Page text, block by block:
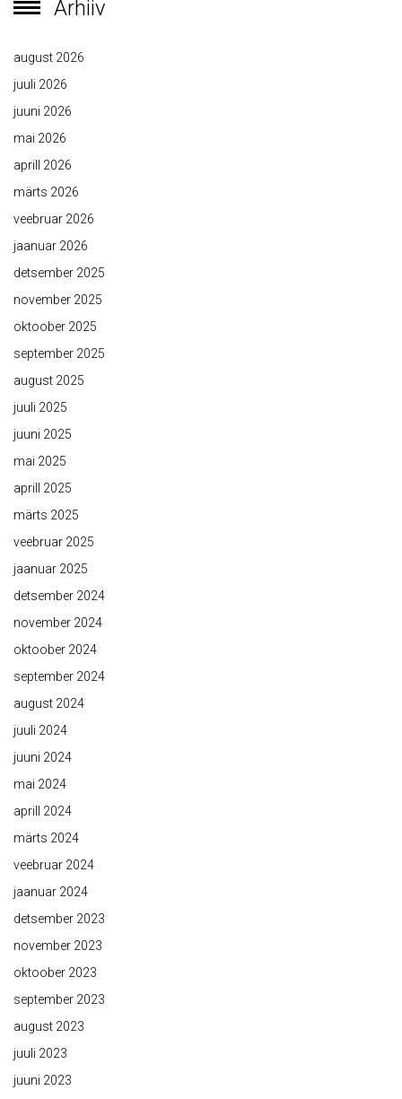
Arhiiv
august 2026
juuli 2026
juuni 2026
mai 2026
aprill 2026
märts 2026
veebruar 2026
jaanuar 2026
detsember 2025
november 2025
oktoober 2025
september 2025
august 2025
juuli 2025
juuni 2025
mai 2025
aprill 2025
märts 2025
veebruar 2025
jaanuar 2025
detsember 2024
november 2024
oktoober 2024
september 2024
august 2024
juuli 2024
juuni 2024
mai 2024
aprill 2024
märts 2024
veebruar 2024
jaanuar 2024
detsember 2023
november 2023
oktoober 2023
september 2023
august 2023
juuli 2023
juuni 2023